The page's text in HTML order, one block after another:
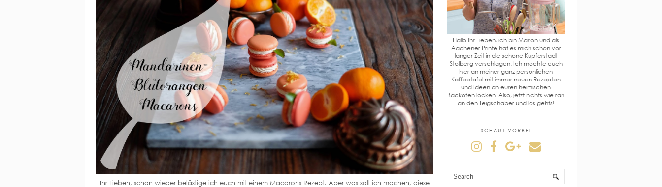
Ihr Lieben, schon wieder belästige ich euch mit einem Macarons Rezept. Aber was soll ich machen, diese
Hallo Ihr Lieben, ich bin Marion und als
Aachener Printe hat es mich schon vor
langer Zeit in die schöne Kupferstadt
Stolberg verschlagen. Ich möchte euch
hier an meiner ganz persönlichen
Kaffeetafel mit immer neuen Rezepten
und Ideen an euren heimischen
Backofen locken. Also, jetzt nichts wie ran
an den Teigschaber und los gehts!
SCHAUT VORBEI